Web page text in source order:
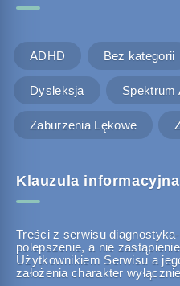
ADHD Bez kategorii
Dysleksja Spektrum
Zaburzenia Lękowe
Klauzula informacyjna
Treści z serwisu
polepszenie, a nie
Użytkownikiem Serwisu a
założenia charakter